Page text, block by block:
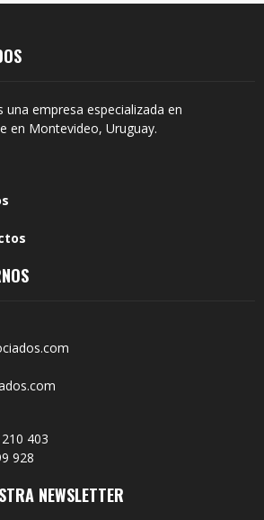
una empresa especializada en
en Montevideo, Uruguay.
403
928
NEWSLETTER